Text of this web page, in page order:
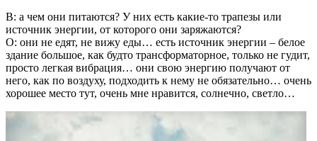
В: а чем они питаются? У них есть какие-то трапезы или
источник энергии, от которого они заряжаются?
О: они не едят, не вижу еды… есть источник энергии – белое
здание большое, как будто трансформаторное, только не гудит,
просто легкая вибрация… они свою энергию получают от
него, как по воздуху, подходить к нему не обязательно… очень
хорошее место тут, очень мне нравится, солнечно, светло…